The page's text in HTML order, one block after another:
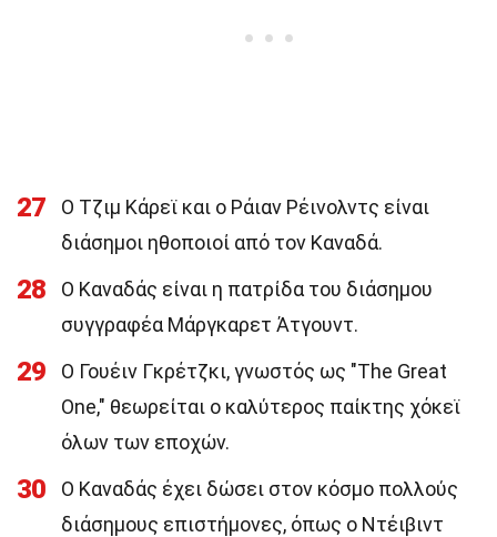
27
Ο Τζιμ Κάρεϊ και ο Ράιαν Ρέινολντς είναι
διάσημοι ηθοποιοί από τον Καναδά.
28
Ο Καναδάς είναι η πατρίδα του διάσημου
συγγραφέα Μάργκαρετ Άτγουντ.
29
Ο Γουέιν Γκρέτζκι, γνωστός ως "The Great
One," θεωρείται ο καλύτερος παίκτης χόκεϊ
όλων των εποχών.
30
Ο Καναδάς έχει δώσει στον κόσμο πολλούς
διάσημους επιστήμονες, όπως ο Ντέιβιντ